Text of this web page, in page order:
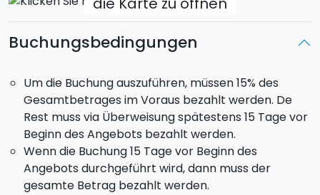
Buchungsbedingungen
Um die Buchung auszuführen, müssen 15% des
Gesamtbetrages im Voraus bezahlt werden. De
Rest muss via Überweisung spätestens 15 Tage vor
Beginn des Angebots bezahlt werden.
Wenn die Buchung 15 Tage vor Beginn des
Angebots durchgeführt wird, dann muss der
gesamte Betrag bezahlt werden.